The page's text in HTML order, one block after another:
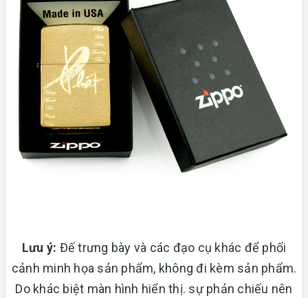
Lưu ý: Đế trưng bày và các đạo cụ khác để phối
cảnh minh họa sản phẩm, không đi kèm sản phẩm.
Do khác biệt màn hình hiển thị. sự phản chiếu nên